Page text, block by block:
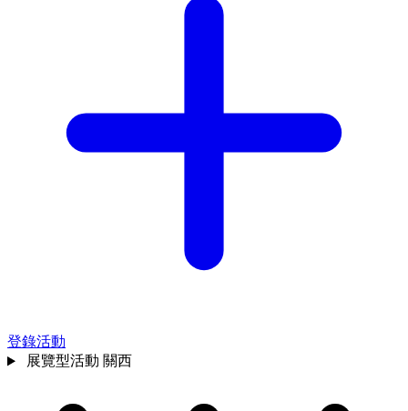
登錄活動
展覽型活動 關西